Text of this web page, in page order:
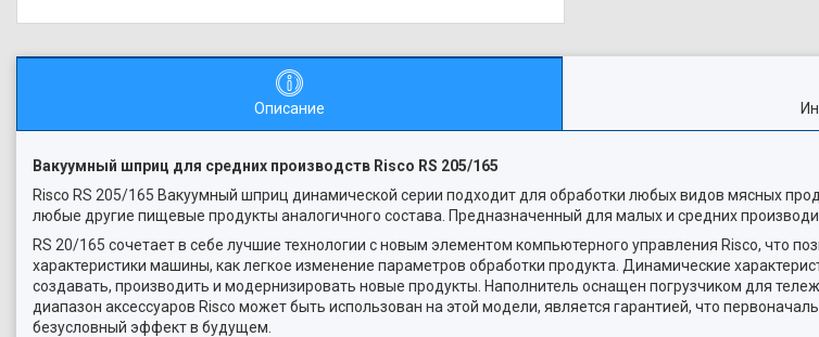
Описание
Вакуумный шприц для средних производств Risco RS 205/165
Risco RS 205/165 Вакуумный шприц динамической серии подходит для обработки любых видов мясных
любые другие пищевые продукты аналогичного состава. Предназначенный для малых и средних
RS 20/165 сочетает в себе лучшие технологии с новым элементом компьютерного управления Risco, что
характеристики машины, как легкое изменение параметров обработки продукта. Динамические
создавать, производить и модернизировать новые продукты. Наполнитель оснащен погрузчиком для
диапазон аксессуаров Risco может быть использован на этой модели, является гарантией, что
безусловный эффект в будущем.